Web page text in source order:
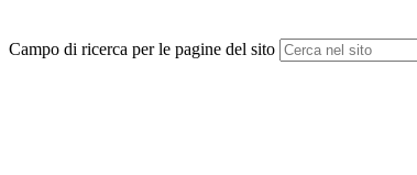
Campo di ricerca per le pagine del sito